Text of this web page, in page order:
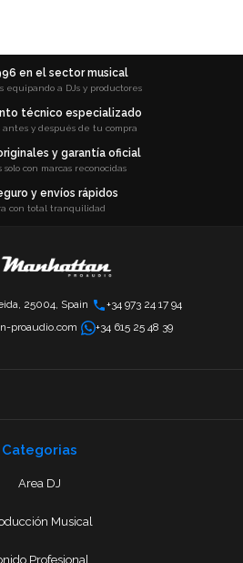
en el sector musical
equipando a DJs y productores
técnico especializado
antes y después de tu compra
y garantía oficial
solo con marcas reconocidas
y envíos rápidos
con total tranquilidad
25004, Spain
+34 973 24 17 94
proaudio.com
+34 615 25 48 39
Categorias
Area DJ
Musical
Profesional